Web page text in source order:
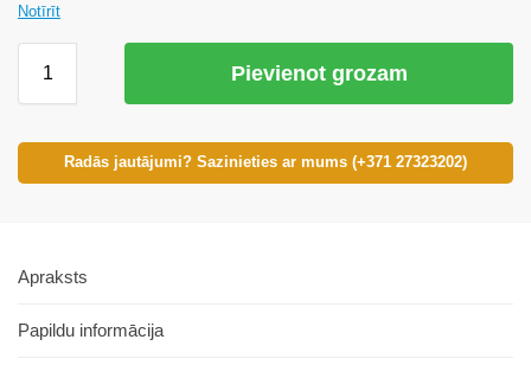
Notīrīt
Pievienot grozam
Radās jautājumi? Sazinieties ar mums (+371 27323202)
Apraksts
Papildu informācija